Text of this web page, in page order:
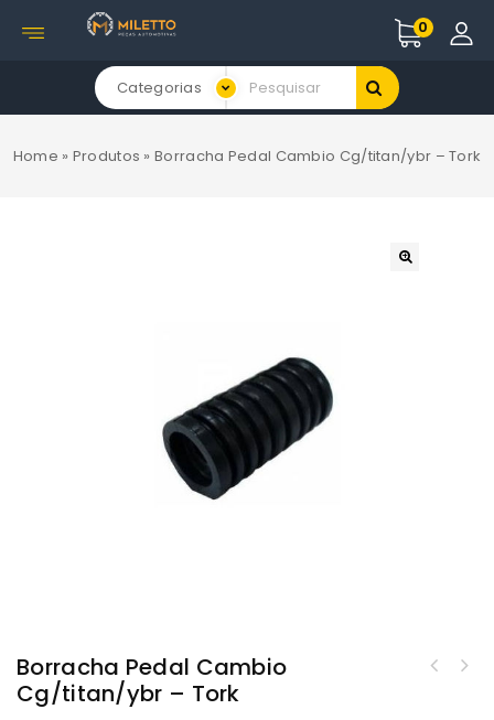
0
Categorias
Home » Produtos »Borracha Pedal Cambio Cg/titan/ybr – Tork
Borracha Pedal Cambio
Cg/titan/ybr – Tork